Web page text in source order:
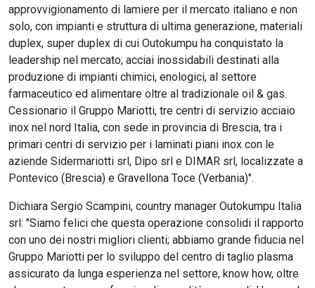
approvvigionamento di lamiere per il mercato italiano e non
solo, con impianti e struttura di ultima generazione, materiali
duplex, super duplex di cui Outokumpu ha conquistato la
leadership nel mercato; acciai inossidabili destinati alla
produzione di impianti chimici, enologici, al settore
farmaceutico ed alimentare oltre al tradizionale oil & gas.
Cessionario il Gruppo Mariotti, tre centri di servizio acciaio
inox nel nord Italia, con sede in provincia di Brescia, tra i
primari centri di servizio per i laminati piani inox con le
aziende Sidermariotti srl, Dipo srl e DIMAR srl, localizzate a
Pontevico (Brescia) e Gravellona Toce (Verbania)".
Dichiara Sergio Scampini, country manager Outokumpu Italia
srl: "Siamo felici che questa operazione consolidi il rapporto
con uno dei nostri migliori clienti; abbiamo grande fiducia nel
Gruppo Mariotti per lo sviluppo del centro di taglio plasma
assicurato da lunga esperienza nel settore, know how, oltre